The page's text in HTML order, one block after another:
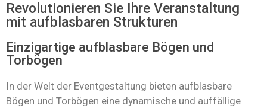
Revolutionieren Sie Ihre Veranstaltung
mit aufblasbaren Strukturen
Einzigartige aufblasbare Bögen und
Torbögen
In der Welt der Eventgestaltung bieten aufblasbare
Bögen und Torbögen eine dynamische und auffällige